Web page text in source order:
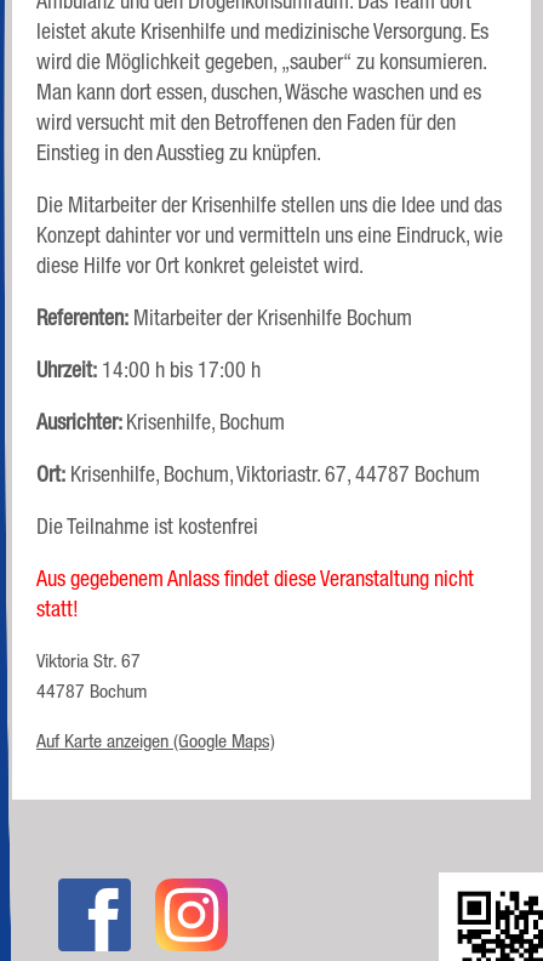
leistet akute Krisenhilfe und medizinische Versorgung. Es
wird die Möglichkeit gegeben, „sauber“ zu konsumieren.
Man kann dort essen, duschen, Wäsche waschen und es
wird versucht mit den Betroffenen den Faden für den
Einstieg in den Ausstieg zu knüpfen.
Die Mitarbeiter der Krisenhilfe stellen uns die Idee und das
Konzept dahinter vor und vermitteln uns eine Eindruck, wie
diese Hilfe vor Ort konkret geleistet wird.
Referenten: Mitarbeiter der Krisenhilfe Bochum
Uhrzeit: 14:00 h bis 17:00 h
Ausrichter:Krisenhilfe, Bochum
Ort: Krisenhilfe, Bochum, Viktoriastr. 67, 44787 Bochum
Die Teilnahme ist kostenfrei
Aus gegebenem Anlass findet diese Veranstaltung nicht
statt!
Viktoria Str. 67
44787 Bochum
Auf Karte anzeigen (Google Maps)